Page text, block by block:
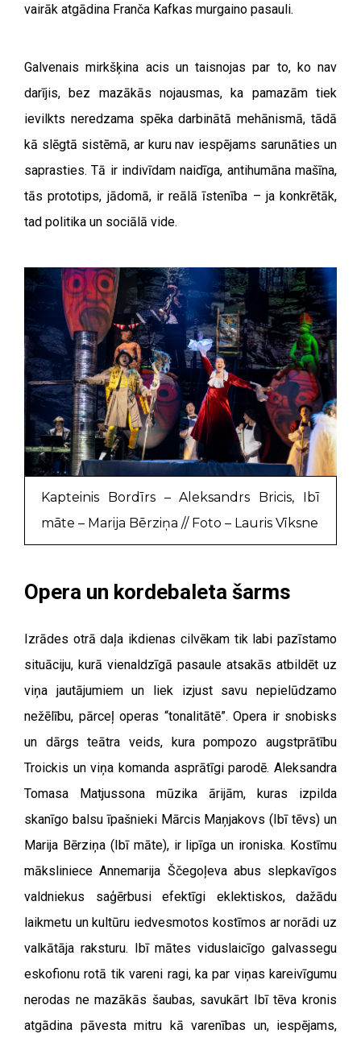
vairāk atgādina Franča Kafkas murgaino pasauli.
Galvenais mirkšķina acis un taisnojas par to, ko nav
darījis, bez mazākās nojausmas, ka pamazām tiek
ievilkts neredzama spēka darbinātā mehānismā, tādā
kā slēgtā sistēmā, ar kuru nav iespējams sarunāties un
saprasties. Tā ir indivīdam naidīga, antihumāna mašīna,
tās prototips, jādomā, ir reālā īstenība – ja konkrētāk,
tad politika un sociālā vide.
Kapteinis Bordīrs – Aleksandrs Bricis, Ibī
māte – Marija Bērziņa // Foto – Lauris Vīksne
Opera un kordebaleta šarms
Izrādes otrā daļa ikdienas cilvēkam tik labi pazīstamo
situāciju, kurā vienaldzīgā pasaule atsakās atbildēt uz
viņa jautājumiem un liek izjust savu nepielūdzamo
nežēlību, pārceļ operas “tonalitātē”. Opera ir snobisks
un dārgs teātra veids, kura pompozo augstprātību
Troickis un viņa komanda asprātīgi parodē. Aleksandra
Tomasa Matjussona mūzika ārijām, kuras izpilda
skanīgo balsu īpašnieki Mārcis Maņjakovs (Ibī tēvs) un
Marija Bērziņa (Ibī māte), ir lipīga un ironiska. Kostīmu
māksliniece Annemarija Ščegoļeva abus slepkavīgos
valdniekus saģērbusi efektīgi eklektiskos, dažādu
laikmetu un kultūru iedvesmotos kostīmos ar norādi uz
valkātāja raksturu. Ibī mātes viduslaicīgo galvassegu
eskofionu rotā tik vareni ragi, ka par viņas kareivīgumu
nerodas ne mazākās šaubas, savukārt Ibī tēva kronis
atgādina pāvesta mitru kā varenības un, iespējams,